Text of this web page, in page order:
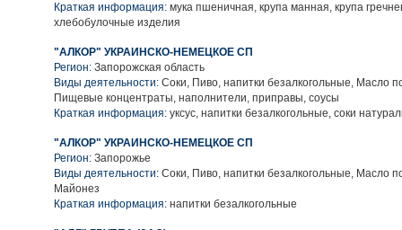
Краткая информация: мука пшеничная, крупа манная, крупа
хлебобулочные изделия
"АЛКОР" УКРАИНСКО-НЕМЕЦКОЕ СП
Регион: Запорожская область
Виды деятельности: Соки, Пиво, напитки безалкогольные, Масло
Пищевые концентраты, наполнители, приправы, соусы
Краткая информация: уксус, напитки безалкогольные, соки
"АЛКОР" УКРАИНСКО-НЕМЕЦКОЕ СП
Регион: Запорожье
Виды деятельности: Соки, Пиво, напитки безалкогольные, Масло
Майонез
Краткая информация: напитки безалкогольные